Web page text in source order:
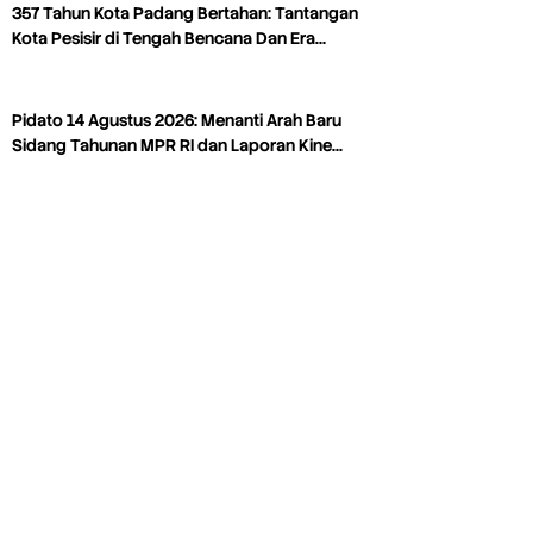
357 Tahun Kota Padang Bertahan: Tantangan
Kota Pesisir di Tengah Bencana Dan Era…
Pidato 14 Agustus 2026: Menanti Arah Baru
Sidang Tahunan MPR RI dan Laporan Kine…